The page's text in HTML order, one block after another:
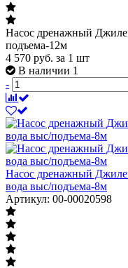
Насос дренажный
подъема-12м
4 570 руб. за 1 шт
В наличии 1
-
Насос дренажный
вода выс/подъема-8м
Артикул: 00-00020598